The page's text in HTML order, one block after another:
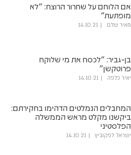
אם הלוחם על שחרור הרוצח: "לא
מופתעת"
מאיר שלם 14.10.21
בן-גביר: "לכסח את מי שלוקח
פרוטקשן"
יאיר כלפה 14.10.21
המחבלים הנמלטים הדהימו בחקירתם:
ביקשנו מקלט מראש הממשלה
הפלסטיני
ישראל לפקוביץ 14.10.21